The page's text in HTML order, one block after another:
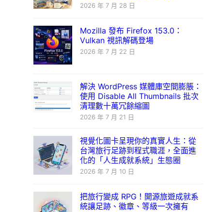
2026 年 7 月 28 日
Mozilla 發布 Firefox 153.0：
Vulkan 視訊解碼登場
2026 年 7 月 22 日
解決 WordPress 媒體庫空間膨脹：
使用 Disable All Thumbnails 批次
清理數十萬冗餘縮圖
2026 年 7 月 21 日
視覺化圖卡呈現你的真實人生：從
台灣旅行足跡到程式職涯，全面進
化的「人生成就系統」生態圈
2026 年 7 月 10 日
把旅行變成 RPG！開源旅遊成就系
統讓足跡、徽章、等級一次擁有